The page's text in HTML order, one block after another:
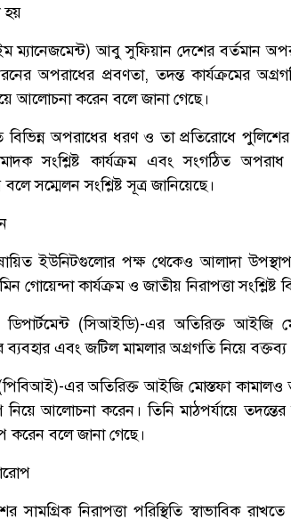
হয়
আবু সুফিয়ান দেশের বর্তমান
অপরাধের প্রবণতা, তদন্ত কার্যক্রমের
আলোচনা করেন বলে জানা গেছে।
অপরাধের ধরণ ও তা প্রতিরোধে
সংশ্লিষ্ট কার্যক্রম এবং সংগঠিত অপরাধ
সম্মেলন সংশ্লিষ্ট সূত্র জানিয়েছে।
ইউনিটগুলোর পক্ষ থেকেও আলাদা
কার্যক্রম ও জাতীয় নিরাপত্তা সংশ্লিষ্ট
ডিপার্টমেন্ট (সিআইডি)-এর অতিরিক্ত
ব্যবহার এবং জটিল মামলার অগ্রগতি নিয়ে
এর অতিরিক্ত আইজি মোস্তফা কামালও
নিয়ে আলোচনা করেন। তিনি মাঠপর্যায়ে
করেন বলে জানা গেছে।
সামগ্রিক নিরাপত্তা পরিস্থিতি স্বাভাবিক